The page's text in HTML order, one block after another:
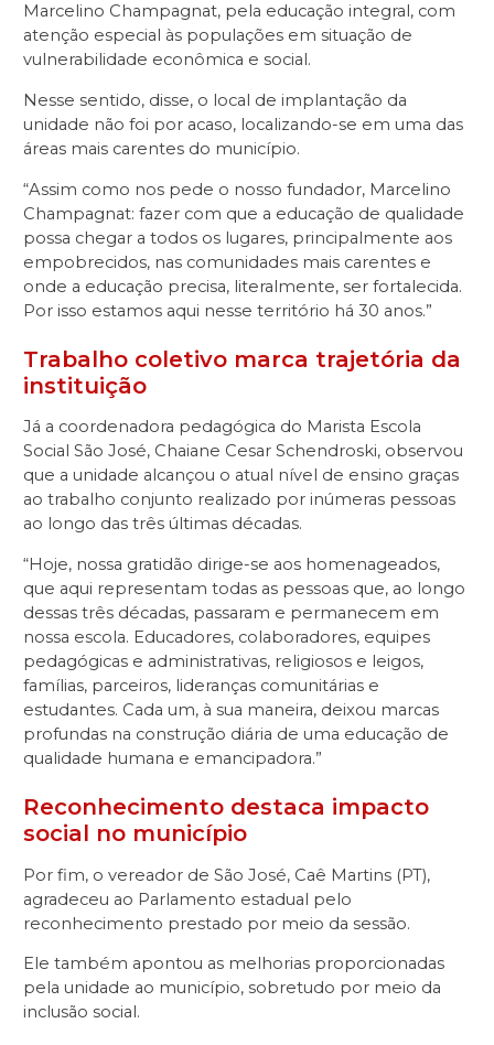
Marcelino Champagnat, pela educação integral, com
atenção especial às populações em situação de
vulnerabilidade econômica e social.
Nesse sentido, disse, o local de implantação da
unidade não foi por acaso, localizando-se em uma das
áreas mais carentes do município.
“Assim como nos pede o nosso fundador, Marcelino
Champagnat: fazer com que a educação de qualidade
possa chegar a todos os lugares, principalmente aos
empobrecidos, nas comunidades mais carentes e
onde a educação precisa, literalmente, ser fortalecida.
Por isso estamos aqui nesse território há 30 anos.”
Trabalho coletivo marca trajetória da
instituição
Já a coordenadora pedagógica do Marista Escola
Social São José, Chaiane Cesar Schendroski, observou
que a unidade alcançou o atual nível de ensino graças
ao trabalho conjunto realizado por inúmeras pessoas
ao longo das três últimas décadas.
“Hoje, nossa gratidão dirige-se aos homenageados,
que aqui representam todas as pessoas que, ao longo
dessas três décadas, passaram e permanecem em
nossa escola. Educadores, colaboradores, equipes
pedagógicas e administrativas, religiosos e leigos,
famílias, parceiros, lideranças comunitárias e
estudantes. Cada um, à sua maneira, deixou marcas
profundas na construção diária de uma educação de
qualidade humana e emancipadora.”
Reconhecimento destaca impacto
social no município
Por fim, o vereador de São José, Caê Martins (PT),
agradeceu ao Parlamento estadual pelo
reconhecimento prestado por meio da sessão.
Ele também apontou as melhorias proporcionadas
pela unidade ao município, sobretudo por meio da
inclusão social.